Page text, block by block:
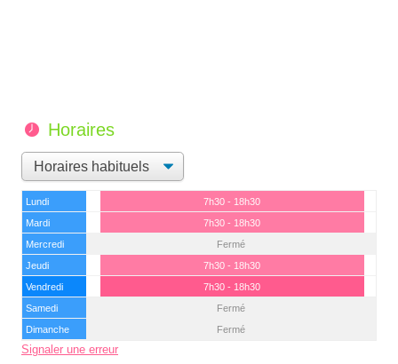
Horaires
Lundi
7h30 - 18h30
Mardi
7h30 - 18h30
Mercredi
Fermé
Jeudi
7h30 - 18h30
Vendredi
7h30 - 18h30
Samedi
Fermé
Dimanche
Fermé
Signaler une erreur